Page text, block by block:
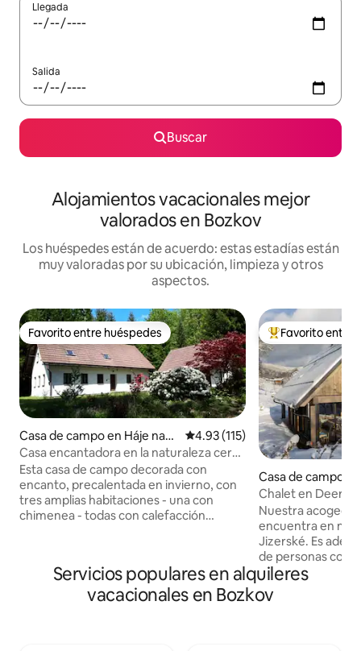
Llegada
Salida
Buscar
Alojamientos vacacionales mejor
valorados en Bozkov
Los huéspedes están de acuerdo: estas estadías están
muy valoradas por su ubicación, limpieza y otros
aspectos.
Favorito entre huéspedes
Favorito entre huéspedes
Casa de campo en Háje nad
Jizerou
Calificación promedio: 4.93 de
4.93 (115)
Casa encantadora en la naturaleza cerca
de Sněžka
Esta casa de campo decorada con
encanto, precalentada en invierno, con
tres amplias habitaciones - una con
chimenea - todas con calefacción
encuentra cerca de pintorescas
ciudades de montaña (Jilemnice, Semily,
Favorito entre
Favorito entre
Casa de campo
Nisou
Chalet en Deer
Nuestra
encuentra en
Jizerské. Es
de personas
niños. Tiene
Todo está
descanso y
Servicios populares en alquileres
vacacionales en Bozkov